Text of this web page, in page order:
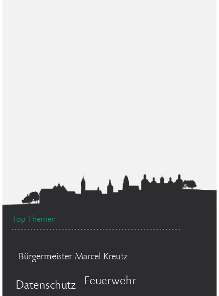
Top Themen
Bürgermeister Marcel Kreutz
Datenschutz Feuerwehr